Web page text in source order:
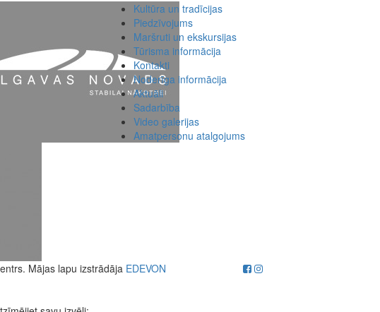
Kultūra un tradīcijas
Piedzīvojums
Maršruti un ekskursijas
Tūrisma informācija
Kontakti
Noderīga informācija
Aktuāli
Sadarbība
Video galerijas
Amatpersonu atalgojums
Mājas lapu izstrādāja EDEVON